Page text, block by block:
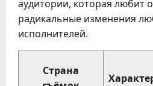
аудитории, которая любит
радикальные изменения
исполнителей.
Страна